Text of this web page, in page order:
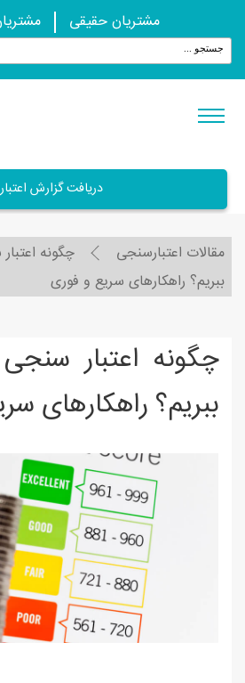
مشتریان حقیقی
دریافت گزارش
مقالات اعتبارسنجی
چگونه
ببریم؟ راهکارهای سریع و فوری
چگونه اعتبار
ببریم؟ راهکارهای